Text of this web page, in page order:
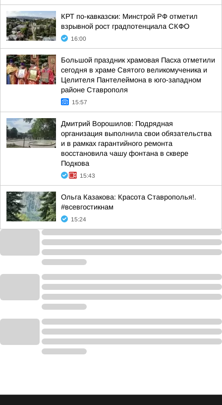
КРТ по-кавказски: Минстрой РФ отметил
взрывной рост градпотенциала СКФО
16:00
Большой праздник храмовая Пасха отметили
сегодня в храме Святого великомученика и
Целителя Пантелеймона в юго-западном
районе Ставрополя
15:57
Дмитрий Ворошилов: Подрядная
организация выполнила свои обязательства
и в рамках гарантийного ремонта
восстановила чашу фонтана в сквере
Подкова
15:43
Ольга Казакова: Красота Ставрополья!.
#всевгостикнам
15:24